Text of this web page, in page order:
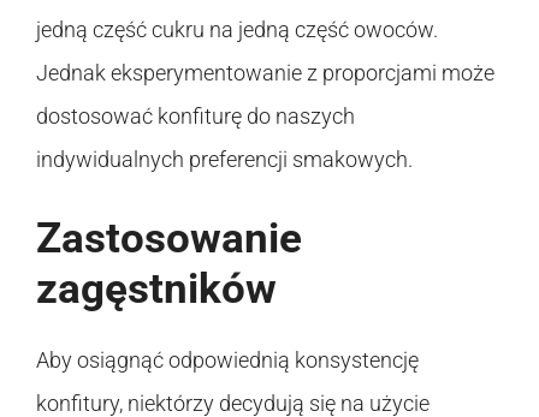
jedną część cukru na jedną część owoców.
Jednak eksperymentowanie z proporcjami może
dostosować konfiturę do naszych
indywidualnych preferencji smakowych.
Zastosowanie
zagęstników
Aby osiągnąć odpowiednią konsystencję
konfitury, niektórzy decydują się na użycie